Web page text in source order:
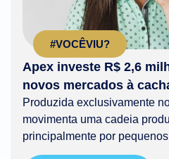
#VOCÊVIU?
Apex investe R$ 2,6
novos mercados à
Produzida exclusivamente
movimenta uma cadeia
principalmente por